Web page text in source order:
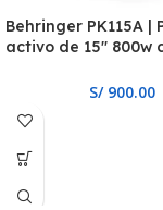
Behringer PK115A |
activo de 15″ 800w
S/900.00